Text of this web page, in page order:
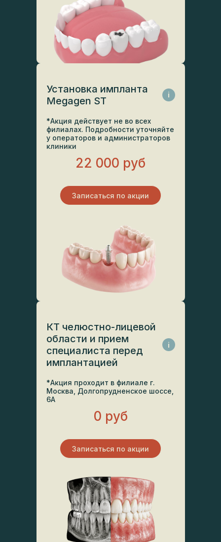
Установка импланта
Megagen ST
i
*Акция действует не во всех
филиалах. Подробности уточняйте
у операторов и администраторов
клиники
22 000 руб
Записаться по акции
КТ челюстно-лицевой
области и прием
специалиста перед
имплантацией
i
*Акция проходит в филиале г.
Москва, Долгопрудненское шоссе,
6А
0 руб
Записаться по акции